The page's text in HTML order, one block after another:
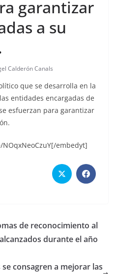
garantizar
a su
Calderón Canals
que se desarrolla en la
entidades encargadas de
esfuerzan para garantizar
embedyt]
de reconocimiento al
durante el año
consagren a mejorar las